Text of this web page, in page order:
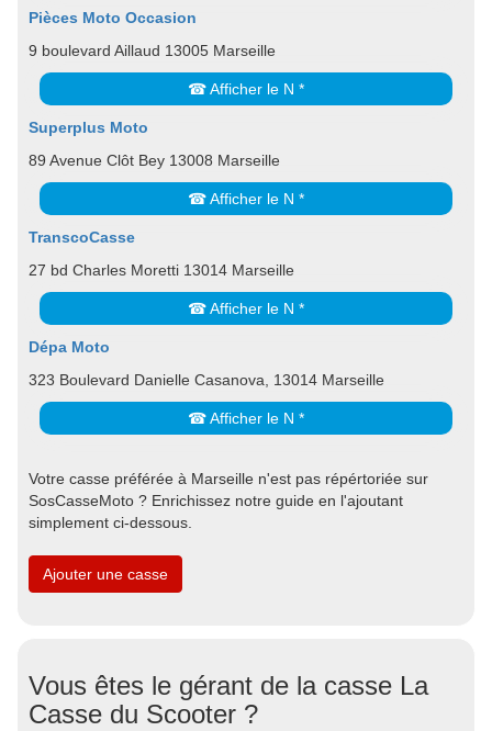
Pièces Moto Occasion
9 boulevard Aillaud 13005 Marseille
☎ Afficher le N *
Superplus Moto
89 Avenue Clôt Bey 13008 Marseille
☎ Afficher le N *
TranscoCasse
27 bd Charles Moretti 13014 Marseille
☎ Afficher le N *
Dépa Moto
323 Boulevard Danielle Casanova, 13014 Marseille
☎ Afficher le N *
Votre casse préférée à Marseille n'est pas répértoriée sur
SosCasseMoto ? Enrichissez notre guide en l'ajoutant
simplement ci-dessous.
Ajouter une casse
Vous êtes le gérant de la casse La
Casse du Scooter ?